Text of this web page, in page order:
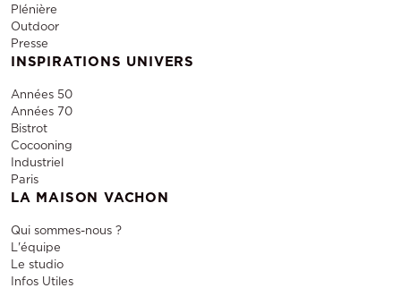
Plénière
Outdoor
Presse
INSPIRATIONS UNIVERS
Années 50
Années 70
Bistrot
Cocooning
Industriel
Paris
LA MAISON VACHON
Qui sommes-nous ?
L'équipe
Le studio
Infos Utiles